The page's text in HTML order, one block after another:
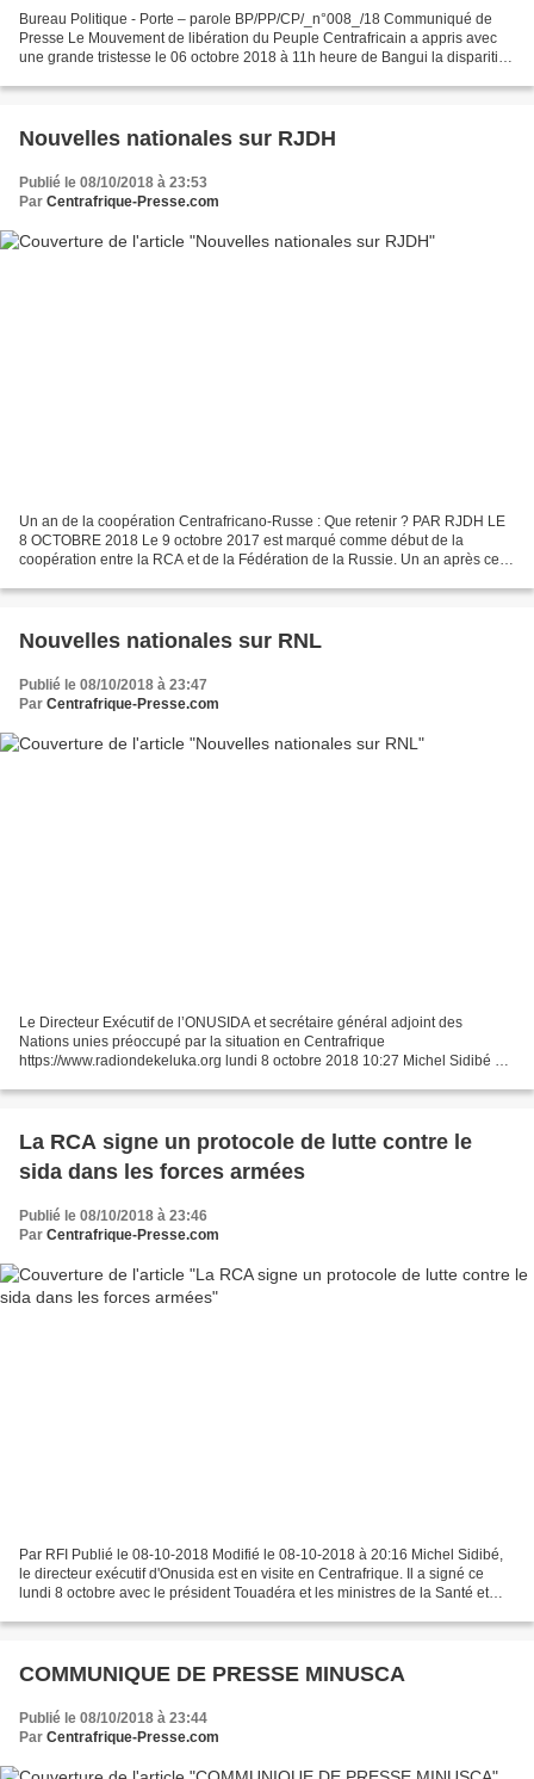
Bureau Politique - Porte – parole BP/PP/CP/_n°008_/18 Communiqué de
Presse Le Mouvement de libération du Peuple Centrafricain a appris avec
une grande tristesse le 06 octobre 2018 à 11h heure de Bangui la disparition
Nouvelles nationales sur RJDH
Publié le 08/10/2018 à 23:53
Par Centrafrique-Presse.com
Un an de la coopération Centrafricano-Russe : Que retenir ? PAR RJDH LE
8 OCTOBRE 2018 Le 9 octobre 2017 est marqué comme début de la
coopération entre la RCA et de la Fédération de la Russie. Un an après cette
Nouvelles nationales sur RNL
Publié le 08/10/2018 à 23:47
Par Centrafrique-Presse.com
Le Directeur Exécutif de l’ONUSIDA et secrétaire général adjoint des
Nations unies préoccupé par la situation en Centrafrique
https://www.radiondekeluka.org lundi 8 octobre 2018 10:27 Michel Sidibé en
La RCA signe un protocole de lutte contre le
sida dans les forces armées
Publié le 08/10/2018 à 23:46
Par Centrafrique-Presse.com
Par RFI Publié le 08-10-2018 Modifié le 08-10-2018 à 20:16 Michel Sidibé,
le directeur exécutif d'Onusida est en visite en Centrafrique. Il a signé ce
lundi 8 octobre avec le président Touadéra et les ministres de la Santé et
COMMUNIQUE DE PRESSE MINUSCA
Publié le 08/10/2018 à 23:44
Par Centrafrique-Presse.com